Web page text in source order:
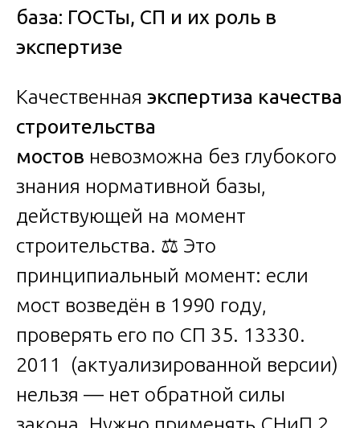
база: ГОСТы, СП и их роль в
экспертизе
Качественная экспертиза качества
строительства
мостов невозможна без глубокого
знания нормативной базы,
действующей на момент
строительства. ⚖️ Это
принципиальный момент: если
мост возведён в 1990 году,
проверять его по СП 35. 13330.
2011 (актуализированной версии)
нельзя — нет обратной силы